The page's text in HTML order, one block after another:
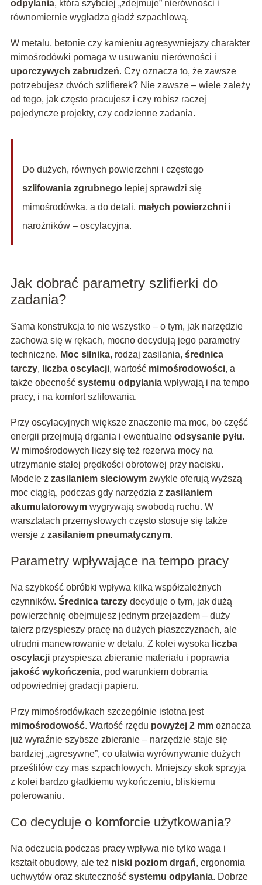
odpylania, która szybciej „zdejmuje” nierówności i
równomiernie wygładza gładź szpachlową.
W metalu, betonie czy kamieniu agresywniejszy charakter
mimośrodówki pomaga w usuwaniu nierówności i
uporczywych zabrudzeń. Czy oznacza to, że zawsze
potrzebujesz dwóch szlifierek? Nie zawsze – wiele zależy
od tego, jak często pracujesz i czy robisz raczej
pojedyncze projekty, czy codzienne zadania.
Do dużych, równych powierzchni i częstego
szlifowania zgrubnegolepiej sprawdzi się
mimośrodówka, a do detali, małych powierzchnii
narożników – oscylacyjna.
Jak dobrać parametry szlifierki do
zadania?
Sama konstrukcja to nie wszystko – o tym, jak narzędzie
zachowa się w rękach, mocno decydują jego parametry
techniczne. Moc silnika, rodzaj zasilania, średnica
tarczy, liczba oscylacji, wartość mimośrodowości, a
także obecność systemu odpylaniawpływają i na tempo
pracy, i na komfort szlifowania.
Przy oscylacyjnych większe znaczenie ma moc, bo część
energii przejmują drgania i ewentualne odsysanie pyłu.
W mimośrodowych liczy się też rezerwa mocy na
utrzymanie stałej prędkości obrotowej przy nacisku.
Modele z zasilaniem sieciowymzwykle oferują wyższą
moc ciągłą, podczas gdy narzędzia z zasilaniem
akumulatorowymwygrywają swobodą ruchu. W
warsztatach przemysłowych często stosuje się także
wersje z zasilaniem pneumatycznym.
Parametry wpływające na tempo pracy
Na szybkość obróbki wpływa kilka współzależnych
czynników. Średnica tarczydecyduje o tym, jak dużą
powierzchnię obejmujesz jednym przejazdem – duży
talerz przyspieszy pracę na dużych płaszczyznach, ale
utrudni manewrowanie w detalu. Z kolei wysoka liczba
oscylacjiprzyspiesza zbieranie materiału i poprawia
jakość wykończenia, pod warunkiem dobrania
odpowiedniej gradacji papieru.
Przy mimośrodówkach szczególnie istotna jest
mimośrodowość. Wartość rzędu powyżej 2 mmoznacza
już wyraźnie szybsze zbieranie – narzędzie staje się
bardziej „agresywne”, co ułatwia wyrównywanie dużych
prześlifów czy mas szpachlowych. Mniejszy skok sprzyja
z kolei bardzo gładkiemu wykończeniu, bliskiemu
polerowaniu.
Co decyduje o komforcie użytkowania?
Na odczucia podczas pracy wpływa nie tylko waga i
kształt obudowy, ale też niski poziom drgań, ergonomia
uchwytów oraz skuteczność systemu odpylania. Dobrze